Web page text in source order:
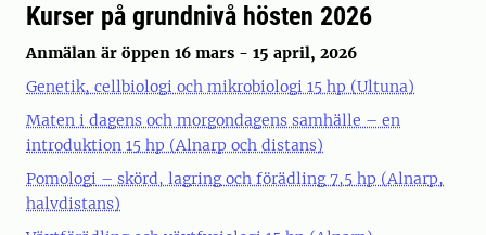
Kurser på grundnivå hösten 2026
Anmälan är öppen 16 mars - 15 april, 2026
Genetik, cellbiologi och mikrobiologi 15 hp (Ultuna)
Maten i dagens och morgondagens samhälle – en
introduktion 15 hp (Alnarp och distans)
Pomologi – skörd, lagring och förädling 7,5 hp (Alnarp,
halvdistans)